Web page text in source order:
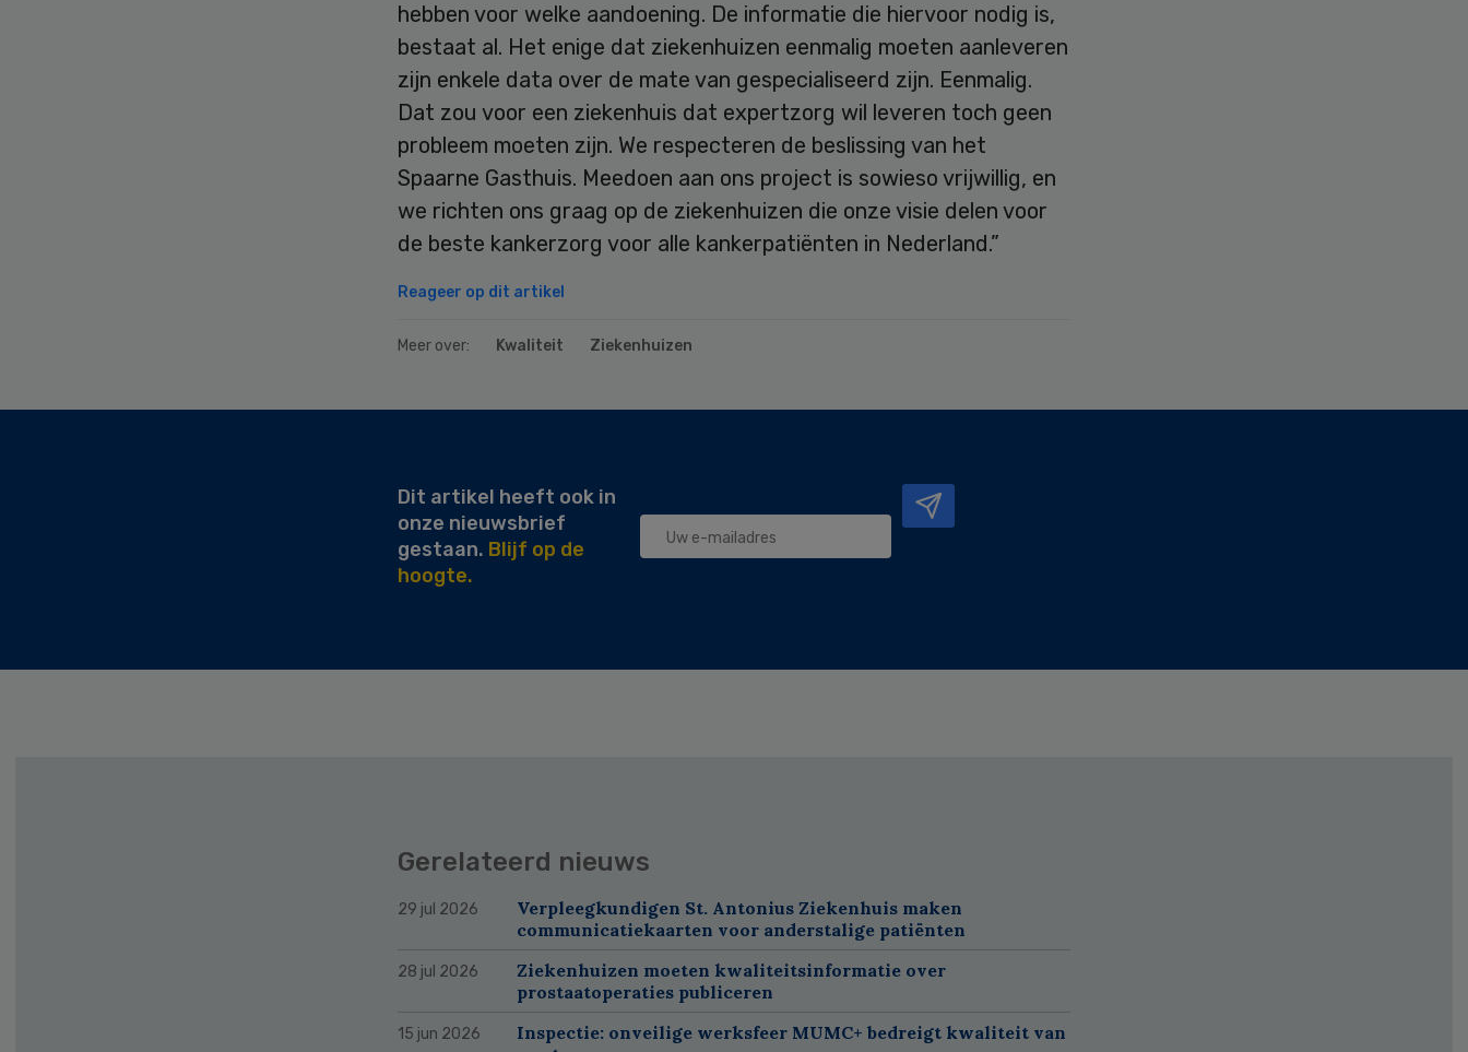
hebben voor welke aandoening. De informatie die hiervoor nodig is,
bestaat al. Het enige dat ziekenhuizen eenmalig moeten aanleveren
zijn enkele data over de mate van gespecialiseerd zijn. Eenmalig.
Dat zou voor een ziekenhuis dat expertzorg wil leveren toch geen
probleem moeten zijn. We respecteren de beslissing van het
Spaarne Gasthuis. Meedoen aan ons project is sowieso vrijwillig, en
we richten ons graag op de ziekenhuizen die onze visie delen voor
de beste kankerzorg voor alle kankerpatiënten in Nederland.”
Reageer op dit artikel
Meer over: Kwaliteit Ziekenhuizen
Dit artikel heeft ook in
onze nieuwsbrief
gestaan. Blijf op de
hoogte.
Gerelateerd nieuws
29 jul 2026
Verpleegkundigen St. Antonius Ziekenhuis maken
communicatiekaarten voor anderstalige patiënten
28 jul 2026
Ziekenhuizen moeten kwaliteitsinformatie over
prostaatoperaties publiceren
15 jun 2026
Inspectie: onveilige werksfeer MUMC+ bedreigt kwaliteit van